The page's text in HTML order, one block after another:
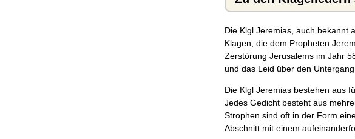
Die Klgl Jeremias, auch bekannt
Klagen, die dem Propheten
Zerstörung Jerusalems im Jahr
und das Leid über den
Die Klgl Jeremias bestehen aus
Jedes Gedicht besteht aus
Strophen sind oft in der Form
Abschnitt mit einem